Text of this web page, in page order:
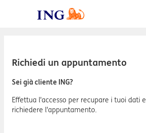
Richiedi un appuntamento
Sei già cliente ING?
Effettua l'accesso per recupare i tuoi dati e
richiedere l'appuntamento.